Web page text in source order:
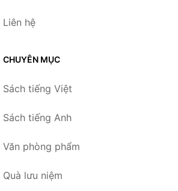
Liên hệ
CHUYÊN MỤC
Sách tiếng Việt
Sách tiếng Anh
Văn phòng phẩm
Quà lưu niệm